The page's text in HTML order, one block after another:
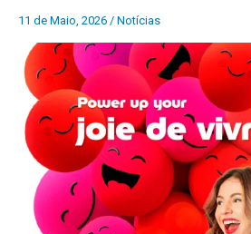
11 de Maio, 2026 / Notícias